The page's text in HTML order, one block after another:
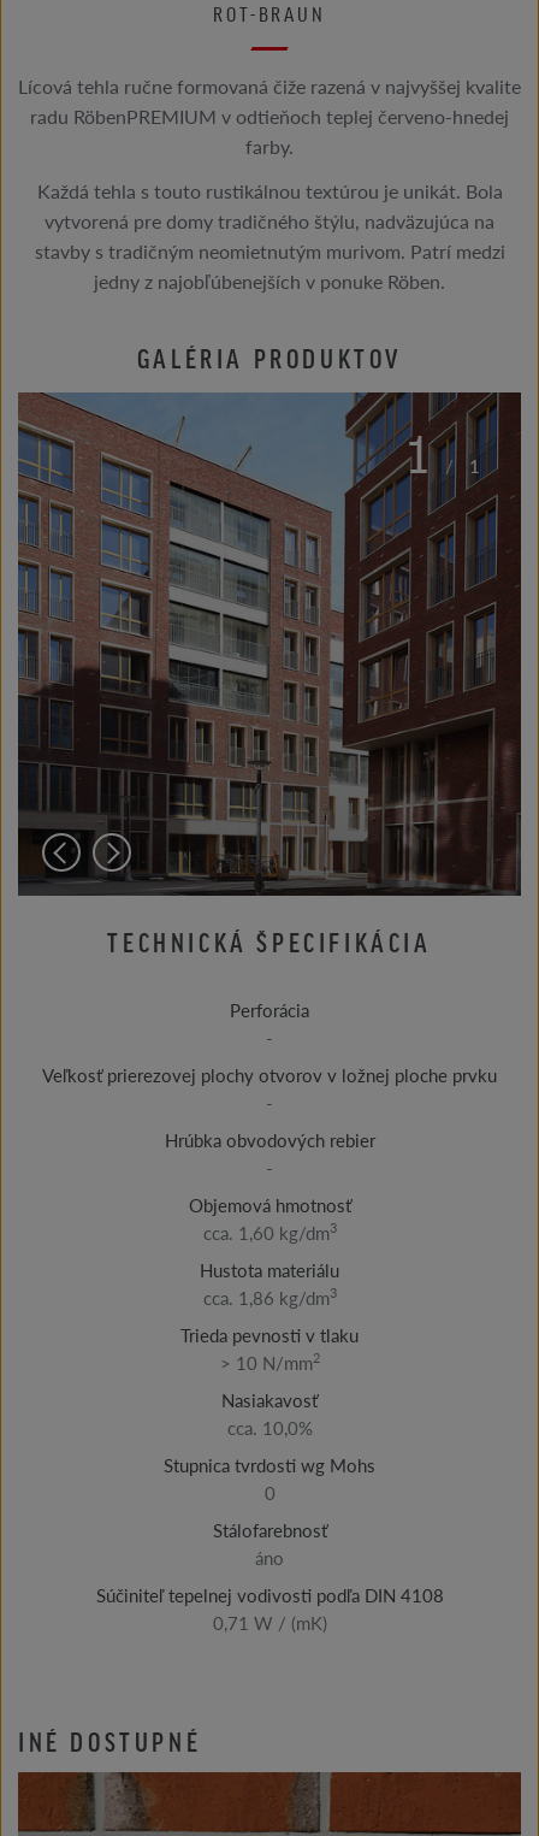
ROT-BRAUN
Lícová tehla ručne formovaná čiže razená v najvyššej kvalite
radu RöbenPREMIUM v ​​odtieňoch teplej červeno-hnedej
farby.
Každá tehla s touto rustikálnou textúrou je unikát. Bola
vytvorená pre domy tradičného štýlu, nadväzujúca na
stavby s tradičným neomietnutým murivom. Patrí medzi
jedny z najobľúbenejších v ponuke Röben.
GALÉRIA PRODUKTOV
1 / 1
TECHNICKÁ ŠPECIFIKÁCIA
Perforácia
-
Veľkosť prierezovej plochy otvorov v ložnej ploche prvku
-
Hrúbka obvodových rebier
-
Objemová hmotnosť
cca. 1,60 kg/dm3
Hustota materiálu
cca. 1,86 kg/dm3
Trieda pevnosti v tlaku
> 10 N/mm2
Nasiakavosť
cca. 10,0%
Stupnica tvrdosti wg Mohs
0
Stálofarebnosť
áno
Súčiniteľ tepelnej vodivosti podľa DIN 4108
0,71 W / (mK)
INÉ DOSTUPNÉ